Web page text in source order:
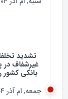
تشدید
غیرشفاف در
بانکی
جمعه, ام آذر ۱۴۰۴